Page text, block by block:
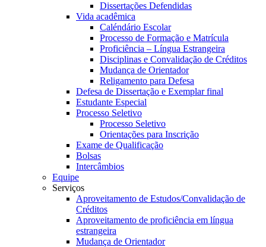
Dissertações Defendidas
Vida acadêmica
Caléndário Escolar
Processo de Formação e Matrícula
Proficiência – Língua Estrangeira
Disciplinas e Convalidação de Créditos
Mudança de Orientador
Religamento para Defesa
Defesa de Dissertação e Exemplar final
Estudante Especial
Processo Seletivo
Processo Seletivo
Orientações para Inscrição
Exame de Qualificação
Bolsas
Intercâmbios
Equipe
Serviços
Aproveitamento de Estudos/Convalidação de
Créditos
Aproveitamento de proficiência em língua
estrangeira
Mudança de Orientador